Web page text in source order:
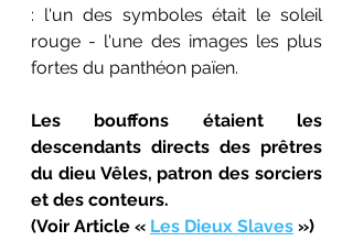
: l'un des symboles était le soleil
rouge - l'une des images les plus
fortes du panthéon païen.
Les bouffons étaient les
descendants directs des prêtres
du dieu Vêles, patron des sorciers
et des conteurs.
(Voir Article « Les Dieux Slaves »)